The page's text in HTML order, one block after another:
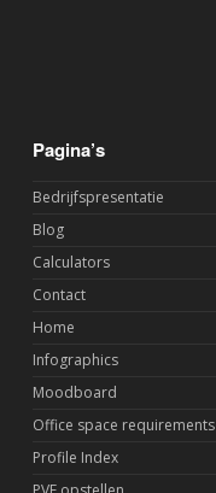
Pagina’s
Bedrijfspresentatie
Blog
Calculators
Contact
Home
Infographics
Moodboard
Office space requirements
Profile Index